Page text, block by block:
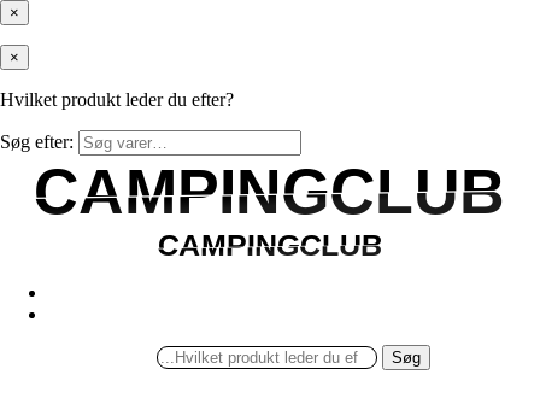
×
×
Hvilket produkt leder du efter?
Søg efter:
CAMPINGCLUB
CAMPINGCLUB
CAMPINGCLUB
CAMPINGCLUB
Søg